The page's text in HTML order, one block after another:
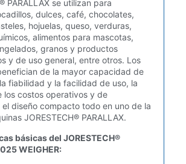
PARALLAX se utilizan para
dulces, café, chocolates,
hojuelas, queso, verduras,
alimentos para mascotas,
granos y productos
y de uso general, entre otros. Los
de la mayor capacidad de
fiabilidad y la facilidad de uso, la
los costos operativos y de
el diseño compacto todo en uno de la
JORESTECH® PARALLAX.
básicas del JORESTECH®
WEIGHER: